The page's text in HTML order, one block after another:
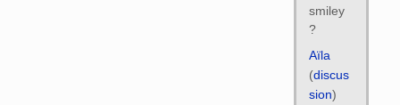
smiley
?
Aïla
(discus
sion)